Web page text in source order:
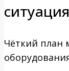
Чёткий план